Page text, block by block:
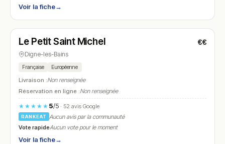
Voir la fiche→
N° 28
Le Petit Saint Michel €€
Digne-les-Bains
Française Européenne
Livraison :Non renseignée
Réservation en ligne :Non renseignée
★★★★★ 5/5· 52 avis Google
RANKEAT
Aucun avis par la communauté
Vote rapideAucun vote pour le moment
Voir la fiche→